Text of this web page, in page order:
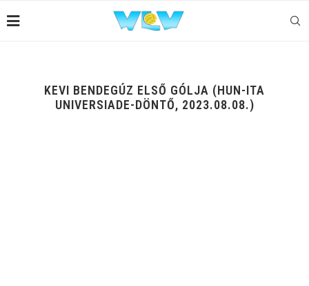
KEVI BENDEGÚZ ELSŐ GÓLJA (HUN-ITA
UNIVERSIADE-DÖNTŐ, 2023.08.08.)